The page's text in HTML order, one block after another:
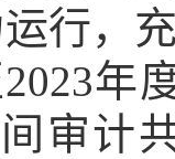
行，
年
审计